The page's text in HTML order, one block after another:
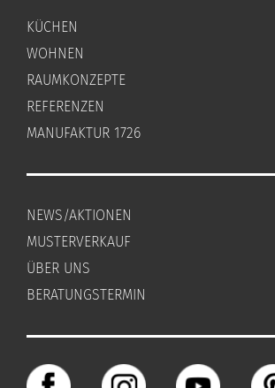
KÜCHEN
WOHNEN
RAUMKONZEPTE
REFERENZEN
MANUFAKTUR 1726
NEWS/AKTIONEN
MUSTERVERKAUF
ÜBER UNS
BERATUNGSTERMIN